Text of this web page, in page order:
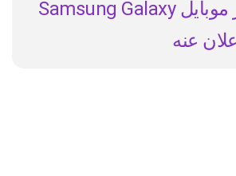
لمعرفة سعر موبايل Samsung Galaxy